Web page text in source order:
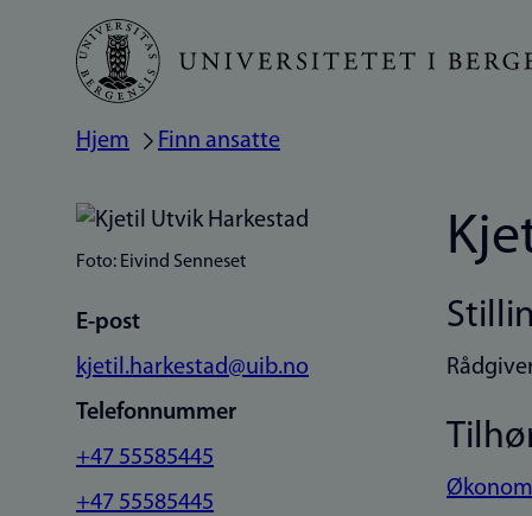
Hopp
hovedinnhold
Navigasjonssti
Hjem Finn ansatte
Foto: Eivind Senneset
E-post
kjetil.harkestad@uib.no
Telefonnummer
+47 55585445
+47 55585445